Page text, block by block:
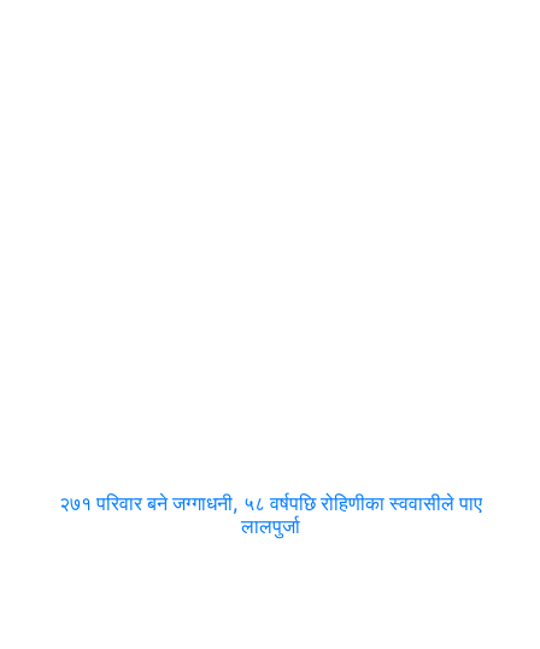
२७१ परिवार बने जग्गाधनी, ५८ वर्षपछि रोहिणीका स्ववासीले पाए
लालपुर्जा